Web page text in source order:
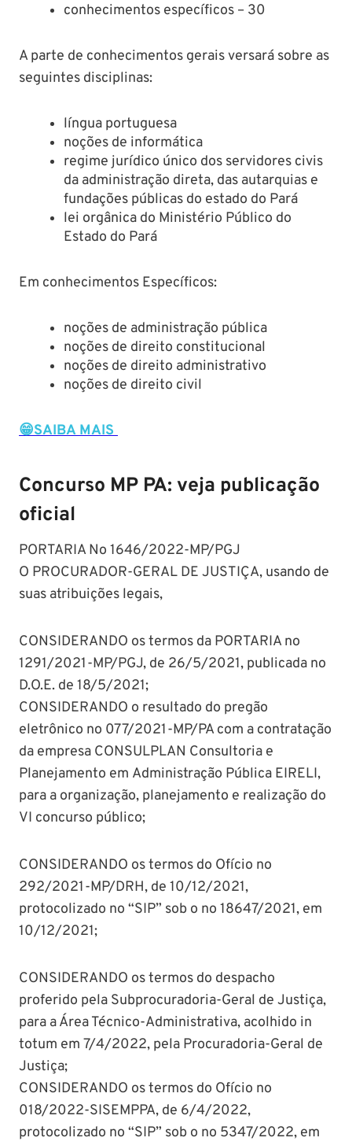
conhecimentos específicos – 30
A parte de conhecimentos gerais versará sobre as
seguintes disciplinas:
língua portuguesa
noções de informática
regime jurídico único dos servidores civis
da administração direta, das autarquias e
fundações públicas do estado do Pará
lei orgânica do Ministério Público do
Estado do Pará
Em conhecimentos Específicos:
noções de administração pública
noções de direito constitucional
noções de direito administrativo
noções de direito civil
😁SAIBA MAIS
Concurso MP PA: veja publicação
oficial
PORTARIA No 1646/2022-MP/PGJ
O PROCURADOR-GERAL DE JUSTIÇA, usando de
suas atribuições legais,
CONSIDERANDO os termos da PORTARIA no
1291/2021-MP/PGJ, de 26/5/2021, publicada no
D.O.E. de 18/5/2021;
CONSIDERANDO o resultado do pregão
eletrônico no 077/2021-MP/PA com a contratação
da empresa CONSULPLAN Consultoria e
Planejamento em Administração Pública EIRELI,
para a organização, planejamento e realização do
VI concurso público;
CONSIDERANDO os termos do Ofício no
292/2021-MP/DRH, de 10/12/2021,
protocolizado no “SIP” sob o no 18647/2021, em
10/12/2021;
CONSIDERANDO os termos do despacho
proferido pela Subprocuradoria-Geral de Justiça,
para a Área Técnico-Administrativa, acolhido in
totum em 7/4/2022, pela Procuradoria-Geral de
Justiça;
CONSIDERANDO os termos do Ofício no
018/2022-SISEMPPA, de 6/4/2022,
protocolizado no “SIP” sob o no 5347/2022, em